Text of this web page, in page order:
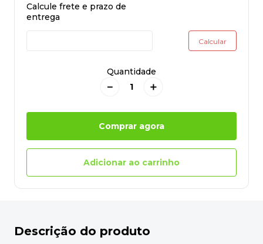
Quantidade
＋
－
Comprar agora
Adicionar ao carrinho
Descrição do produto